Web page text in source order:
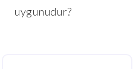
uygunudur?